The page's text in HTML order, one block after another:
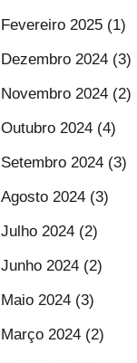
Fevereiro 2025 (1)
Dezembro 2024 (3)
Novembro 2024 (2)
Outubro 2024 (4)
Setembro 2024 (3)
Agosto 2024 (3)
Julho 2024 (2)
Junho 2024 (2)
Maio 2024 (3)
Março 2024 (2)